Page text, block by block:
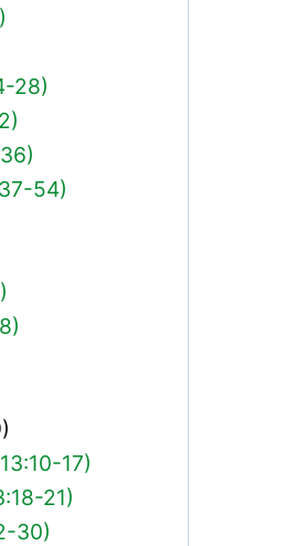
28)
54)
17)
21)
30)